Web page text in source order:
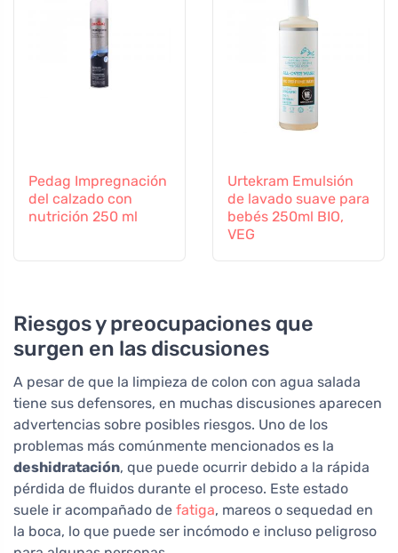
Pedag Impregnación
del calzado con
nutrición 250 ml
Urtekram Emulsión
de lavado suave para
bebés 250ml BIO,
VEG
Riesgos y preocupaciones que
surgen en las discusiones
A pesar de que la limpieza de colon con agua salada
tiene sus defensores, en muchas discusiones aparecen
advertencias sobre posibles riesgos. Uno de los
problemas más comúnmente mencionados es la
deshidratación, que puede ocurrir debido a la rápida
pérdida de fluidos durante el proceso. Este estado
suele ir acompañado de fatiga, mareos o sequedad en
la boca, lo que puede ser incómodo e incluso peligroso